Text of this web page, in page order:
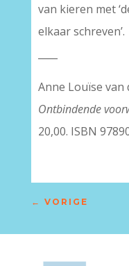
van kieren met
elkaar schreven’.
Anne Louïse van
Ontbindende
20,00. ISBN
← VORIGE